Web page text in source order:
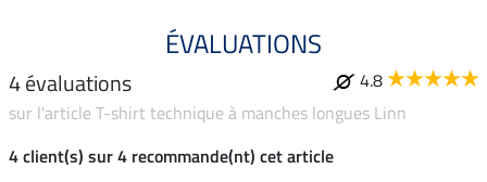
ÉVALUATIONS
4 évaluations
4.8
sur l'article T-shirt technique à manches longues Linn
4 client(s) sur 4 recommande(nt) cet article